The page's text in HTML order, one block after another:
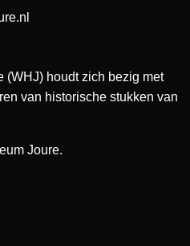
(WHJ) houdt zich bezig met
van historische stukken van
Joure.